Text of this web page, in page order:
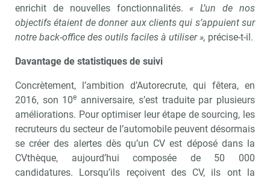
enrichit de nouvelles fonctionnalités. « L’un de nos
objectifs étaient de donner aux clients qui s’appuient sur
notre back-office des outils faciles à utiliser », précise-t-il.
Davantage de statistiques de suivi
Concrètement, l’ambition d’Autorecrute, qui fêtera, en
2016, son 10e anniversaire, s’est traduite par plusieurs
améliorations. Pour optimiser leur étape de sourcing, les
recruteurs du secteur de l’automobile peuvent désormais
se créer des alertes dès qu’un CV est déposé dans la
CVthèque, aujourd’hui composée de 50 000
candidatures. Lorsqu’ils reçoivent des CV, ils ont la